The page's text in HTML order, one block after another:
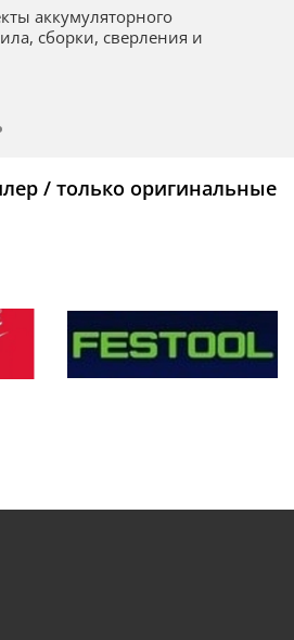
аккумуляторного
сборки, сверления и
/ только оригинальные